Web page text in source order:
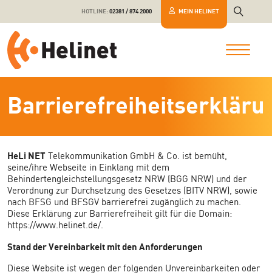
HOTLINE:02381 / 874 2000 MEIN HELINET
HeLi NET Telekommunikation GmbH & Co. ist bemüht,
seine/ihre Webseite in Einklang mit dem
Behindertengleichstellungsgesetz NRW (BGG NRW) und der
Verordnung zur Durchsetzung des Gesetzes (BITV NRW), sowie
nach BFSG und BFSGV barrierefrei zugänglich zu machen.
Diese Erklärung zur Barrierefreiheit gilt für die Domain:
https://www.helinet.de/.
Stand der Vereinbarkeit mit den Anforderungen
Diese Website ist wegen der folgenden Unvereinbarkeiten oder